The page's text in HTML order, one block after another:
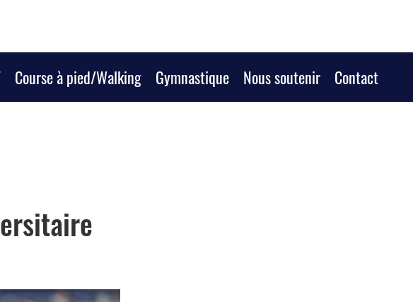
Course à pied/Walking Gymnastique Nous soutenir Contact